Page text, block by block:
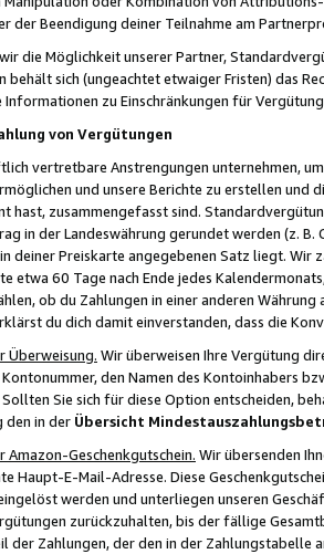
der Beendigung deiner Teilnahme am
die Möglichkeit unserer Partner,
behält sich (ungeachtet etwaiger Fristen) das
zu Einschränkungen für
von Vergütungen
vertretbare Anstrengungen unternehmen,
und unsere Berichte zu erstellen und
hast, zusammengefasst sind.
in der Landeswährung gerundet werden (z.
deiner Preiskarte angegebenen Satz liegt.
etwa 60 Tage nach Ende jedes
ob du Zahlungen in einer anderen
du dich damit einverstanden, dass die
Überweisung. Wir überweisen Ihre Vergütung
den Namen des Kontoinhabers
Sie sich für diese Option entscheiden,
den in der Übersicht
Amazon-Geschenkgutschein. Wir übersenden
Haupt-E-Mail-Adresse. Diese
werden und unterliegen unseren
zurückzuhalten, bis der fällige
der Zahlungen, der den in der